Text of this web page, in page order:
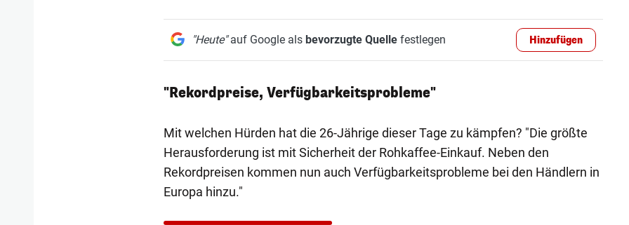
"Heute"auf Google als bevorzugte Quellefestlegen Hinzufügen
"Rekordpreise, Verfügbarkeitsprobleme"
Mit welchen Hürden hat die 26-Jährige dieser Tage zu kämpfen? "Die größte
Herausforderung ist mit Sicherheit der Rohkaffee-Einkauf. Neben den
Rekordpreisen kommen nun auch Verfügbarkeitsprobleme bei den Händlern in
Europa hinzu."